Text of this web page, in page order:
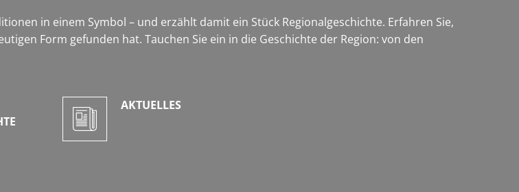
in einem Symbol – und erzählt damit ein Stück Regionalgeschichte. Erfahren Sie,
Form gefunden hat. Tauchen Sie ein in die Geschichte der Region: von den
AKTUELLES